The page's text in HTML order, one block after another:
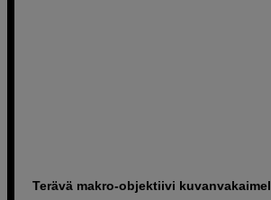
Terävä makro-objektiivi